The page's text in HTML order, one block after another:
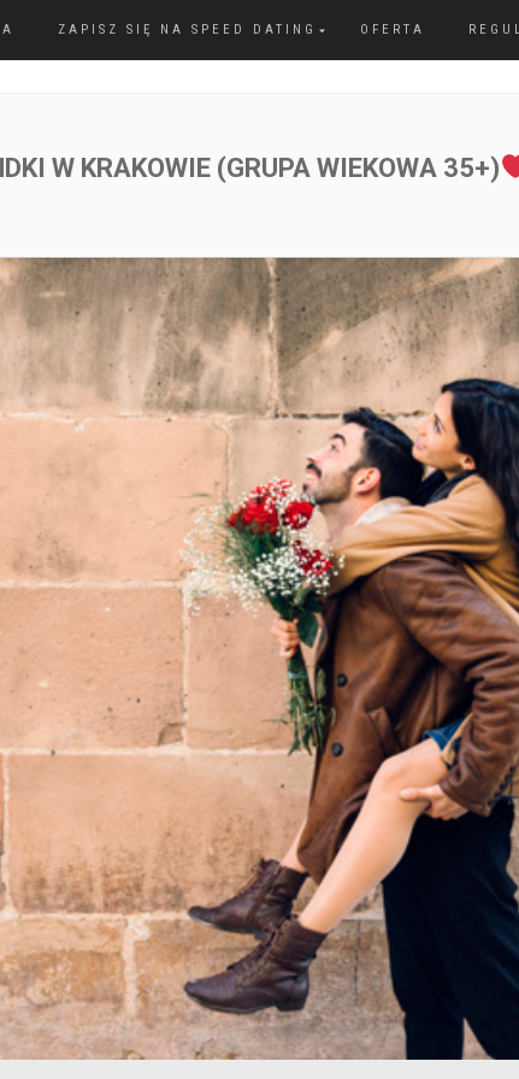
ZAPISZ SIĘ NA SPEED DATING OFERTA
W KRAKOWIE (GRUPA WIEKOWA 35+)